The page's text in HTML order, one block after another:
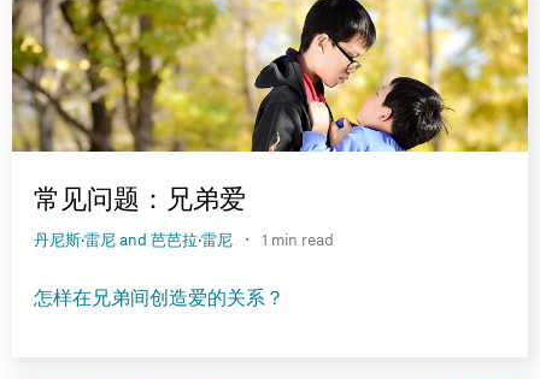
常见问题：兄弟爱
丹尼斯·雷尼 and 芭芭拉·雷尼 · 1 min read
怎样在兄弟间创造爱的关系？